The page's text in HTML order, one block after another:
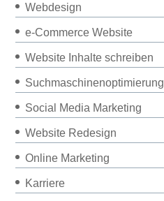
Webdesign
e-Commerce Website
Website Inhalte schreiben
Suchmaschinenoptimierung
Social Media Marketing
Website Redesign
Online Marketing
Karriere